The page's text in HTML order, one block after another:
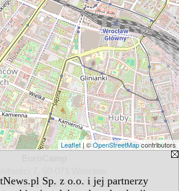
Sp. z o.o. i jej partnerzy
Leaflet| ©OpenStreetMapcontributors
793 22 22, Fax: 071 793 22 20